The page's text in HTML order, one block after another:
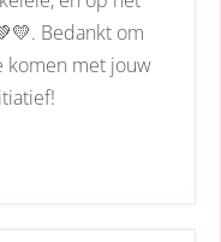
Bedankt om
komen met jouw